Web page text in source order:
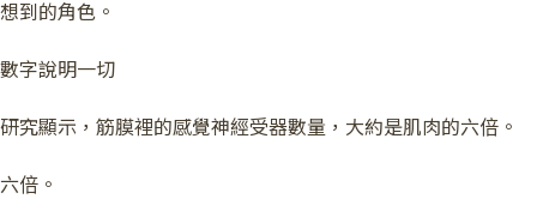
想到的角色。
數字說明一切
研究顯示，筋膜裡的感覺神經受器數量，大約是肌肉的六倍。
六倍。